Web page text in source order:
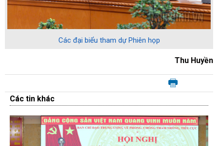
Các đại biểu tham dự Phiên họp
Thu Huyền
Các tin khác